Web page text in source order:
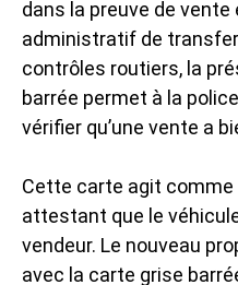
dans la preuve de
administratif de
contrôles routiers, la
barrée permet à la
vérifier qu’une vente a
Cette carte agit comme
attestant que le
vendeur. Le nouveau
avec la carte grise